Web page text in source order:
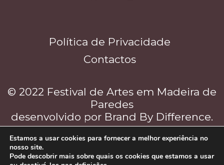
Política de Privacidade
Contactos
© 2022 Festival de Artes em Madeira de
Paredes
desenvolvido por Brand By Difference.
Estamos a usar cookies para fornecer a melhor experiência no
nosso site.
Pode descobrir mais sobre quais os cookies que estamos a usar